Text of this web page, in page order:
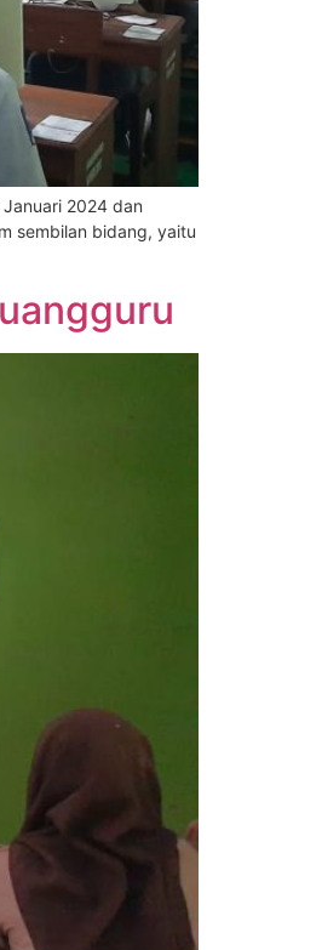
2024 dan
sembilan bidang, yaitu